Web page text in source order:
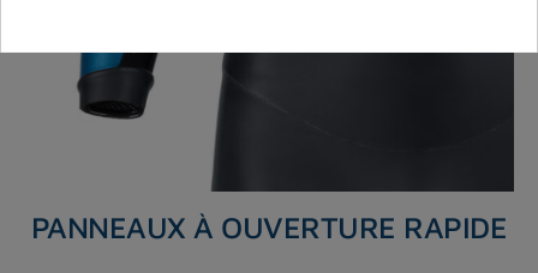
PANNEAUX À OUVERTURE RAPIDE